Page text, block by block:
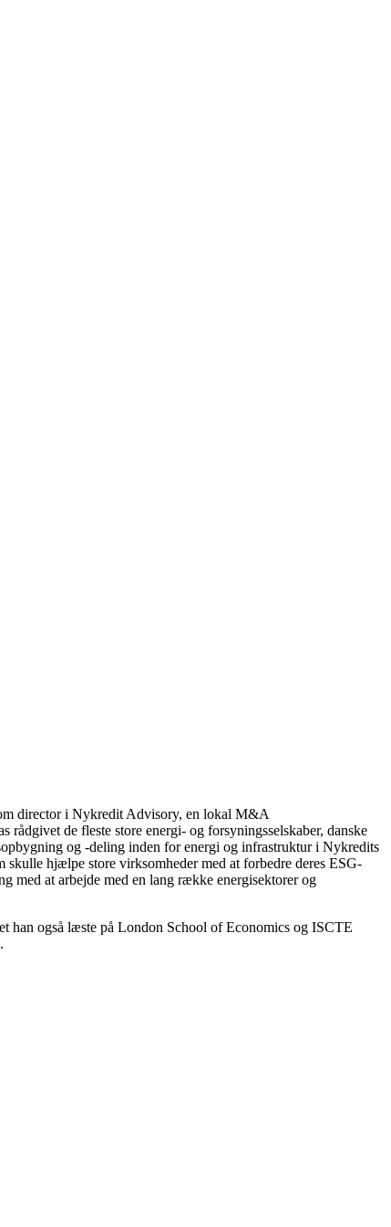
director i Nykredit Advisory, en lokal M&A
de fleste store energi- og forsyningsselskaber, danske
og -deling inden for energi og infrastruktur i Nykredits
hjælpe store virksomheder med at forbedre deres ESG-
med at arbejde med en lang række energisektorer og
han også læste på London School of Economics og ISCTE